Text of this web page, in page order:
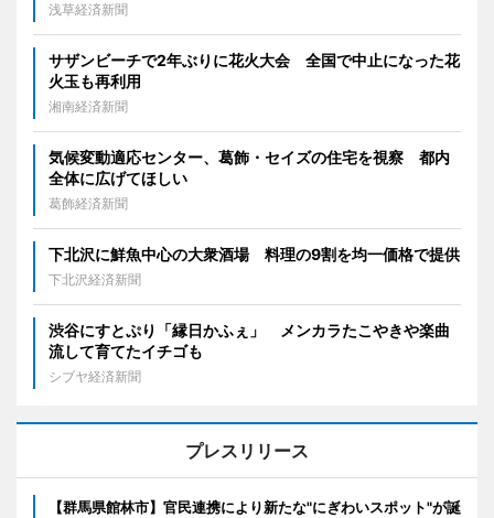
浅草経済新聞
サザンビーチで2年ぶりに花火大会 全国で中止になった花
火玉も再利用
湘南経済新聞
気候変動適応センター、葛飾・セイズの住宅を視察 都内
全体に広げてほしい
葛飾経済新聞
下北沢に鮮魚中心の大衆酒場 料理の9割を均一価格で提供
下北沢経済新聞
渋谷にすとぷり「縁日かふぇ」 メンカラたこやきや楽曲
流して育てたイチゴも
シブヤ経済新聞
プレスリリース
【群馬県館林市】官民連携により新たな"にぎわいスポット"が誕